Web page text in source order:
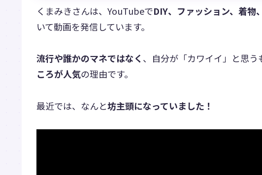
くまみきさんは、YouTubeでDIY、ファッション、着物
いて動画を発信しています。
流行や誰かのマネではなく、自分が「カワイイ」と思う
ころが人気の理由です。
最近では、なんと坊主頭になっていました！